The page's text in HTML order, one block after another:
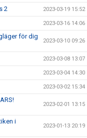
2 2023-03-19 15:52
2023-03-16 14:06
för dig
2023-03-10 09:26
2023-03-08 13:07
2023-03-04 14:30
2023-03-02 15:34
2023-02-01 13:15
i
2023-01-13 20:19